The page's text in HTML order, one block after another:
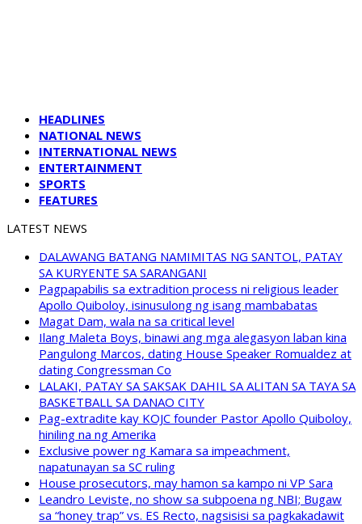
HEADLINES
NATIONAL NEWS
INTERNATIONAL NEWS
ENTERTAINMENT
SPORTS
FEATURES
LATEST NEWS
DALAWANG BATANG NAMIMITAS NG SANTOL, PATAY
SA KURYENTE SA SARANGANI
Pagpapabilis sa extradition process ni religious leader
Apollo Quiboloy, isinusulong ng isang mambabatas
Magat Dam, wala na sa critical level
Ilang Maleta Boys, binawi ang mga alegasyon laban kina
Pangulong Marcos, dating House Speaker Romualdez at
dating Congressman Co
LALAKI, PATAY SA SAKSAK DAHIL SA ALITAN SA TAYA SA
BASKETBALL SA DANAO CITY
Pag-extradite kay KOJC founder Pastor Apollo Quiboloy,
hiniling na ng Amerika
Exclusive power ng Kamara sa impeachment,
napatunayan sa SC ruling
House prosecutors, may hamon sa kampo ni VP Sara
Leandro Leviste, no show sa subpoena ng NBI; Bugaw
sa “honey trap” vs. ES Recto, nagsisisi sa pagkakadawit